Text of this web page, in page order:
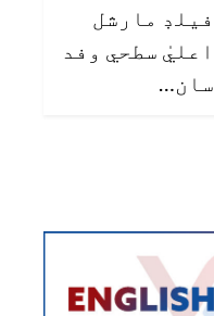
فيلڊ مارشل
اعليٰ سطحي وفد
سان…